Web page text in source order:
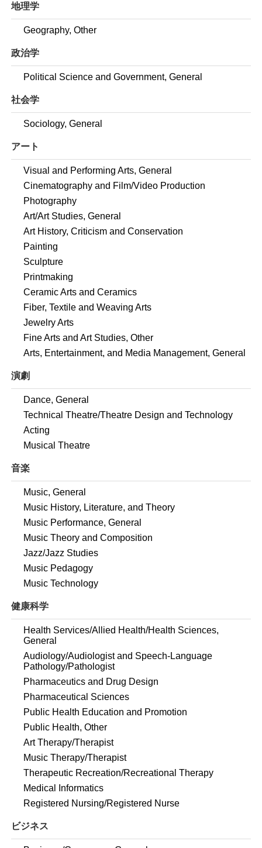
地理学
Geography, Other
政治学
Political Science and Government, General
社会学
Sociology, General
アート
Visual and Performing Arts, General
Cinematography and Film/Video Production
Photography
Art/Art Studies, General
Art History, Criticism and Conservation
Painting
Sculpture
Printmaking
Ceramic Arts and Ceramics
Fiber, Textile and Weaving Arts
Jewelry Arts
Fine Arts and Art Studies, Other
Arts, Entertainment, and Media Management, General
演劇
Dance, General
Technical Theatre/Theatre Design and Technology
Acting
Musical Theatre
音楽
Music, General
Music History, Literature, and Theory
Music Performance, General
Music Theory and Composition
Jazz/Jazz Studies
Music Pedagogy
Music Technology
健康科学
Health Services/Allied Health/Health Sciences,
General
Audiology/Audiologist and Speech-Language
Pathology/Pathologist
Pharmaceutics and Drug Design
Pharmaceutical Sciences
Public Health Education and Promotion
Public Health, Other
Art Therapy/Therapist
Music Therapy/Therapist
Therapeutic Recreation/Recreational Therapy
Medical Informatics
Registered Nursing/Registered Nurse
ビジネス